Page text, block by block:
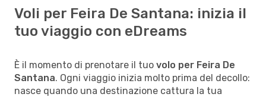
Voli per Feira De Santana: inizia il
tuo viaggio con eDreams
È il momento di prenotare il tuo volo per Feira De
Santana. Ogni viaggio inizia molto prima del decollo:
nasce quando una destinazione cattura la tua